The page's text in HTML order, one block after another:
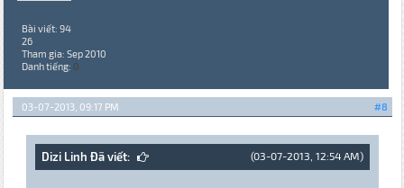
Bài viết: 94
26
Tham gia: Sep 2010
Danh tiếng: 0
#8
03-07-2013, 09:17 PM
(03-07-2013, 12:54 AM)
Dizi Linh Đã viết: